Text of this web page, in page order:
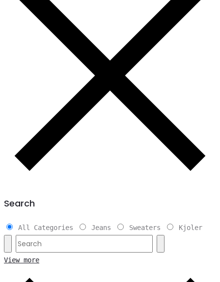
Search
All Categories Jeans Sweaters Kjoler
View more